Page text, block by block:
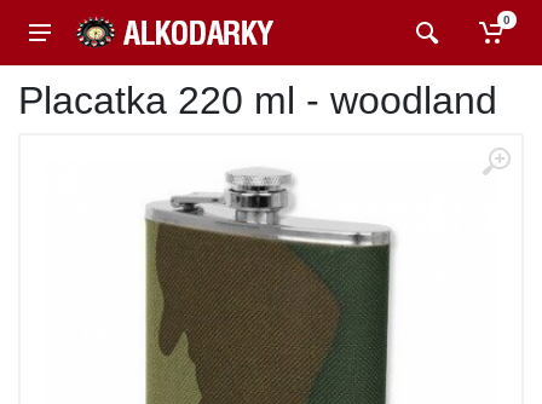
0
Placatka 220 ml - woodland